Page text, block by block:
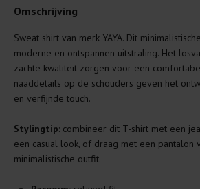
Je wilt natuurlijk lang plezier hebben
Daarom geven wij een aantal
Lees altijd eerst even het was-etiket.
Was kleding binnenste buiten. Dat
buitenkant.
Wees zuinig met wasmiddel. Per
genoeg.
Was zo koud mogelijk. Op 20 of 30
Omschrijving
Sweat shirt van merk YAYA. Dit
moderne en ontspannen uitstraling. Het
zachte kwaliteit zorgen voor een
naaddetails op de schouders geven het
en verfijnde touch.
Stylingtip: combineer dit T-shirt met een
een casual look, of draag met een pantalon
minimalistische outfit.